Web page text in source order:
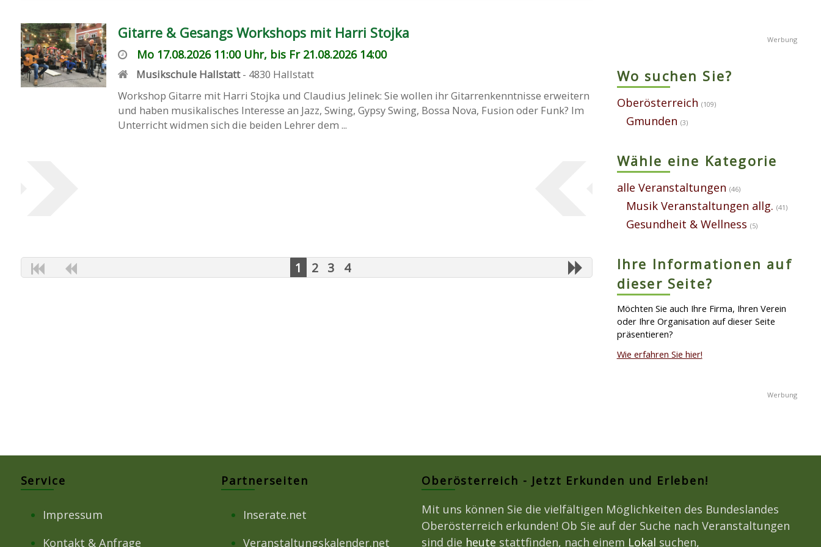
Gitarre & Gesangs Workshops mit Harri Stojka
Mo 17.08.2026 11:00 Uhr, bis Fr 21.08.2026 14:00
Musikschule Hallstatt- 4830 Hallstatt
Workshop Gitarre mit Harri Stojka und Claudius Jelinek: Sie wollen ihr Gitarrenkenntnisse erweitern
und haben musikalisches Interesse an Jazz, Swing, Gypsy Swing, Bossa Nova, Fusion oder Funk? Im
Unterricht widmen sich die beiden Lehrer dem ...
1 2 3 4
Wo suchen Sie?
Oberösterreich (109)
Gmunden (3)
Wähle eine Kategorie
alle Veranstaltungen (46)
Musik Veranstaltungen allg. (41)
Gesundheit & Wellness (5)
Ihre Informationen auf
dieser Seite?
Möchten Sie auch Ihre Firma, Ihren Verein
oder Ihre Organisation auf dieser Seite
präsentieren?
Wie erfahren Sie hier!
Service
Impressum
Kontakt & Anfrage
Partnerseiten
Inserate.net
Veranstaltungskalender.net
Oberösterreich - Jetzt Erkunden und Erleben!
Mit uns können Sie die vielfältigen Möglichkeiten des Bundeslandes
Oberösterreich erkunden! Ob Sie auf der Suche nach Veranstaltungen
sind die heute stattfinden, nach einem Lokal suchen,